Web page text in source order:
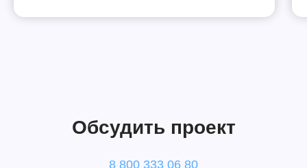
Обсудить проект
8 800 333 06 80